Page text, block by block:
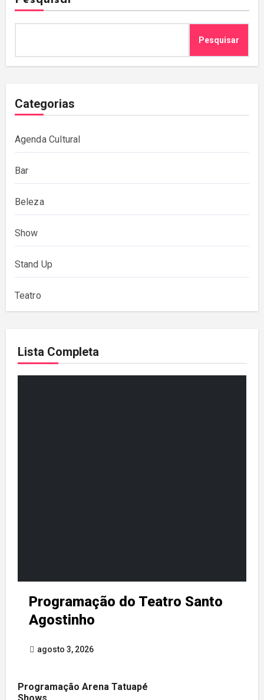
Pesquisar
Categorias
Agenda Cultural
Bar
Beleza
Show
Stand Up
Teatro
Lista Completa
Programação do Teatro Santo
Agostinho
agosto 3, 2026
Programação Arena Tatuapé